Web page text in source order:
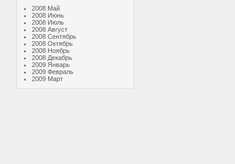
2008 Май
2008 Июнь
2008 Июль
2008 Август
2008 Сентябрь
2008 Октябрь
2008 Ноябрь
2008 Декабрь
2009 Январь
2009 Февраль
2009 Март